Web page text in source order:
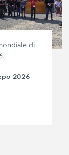
di
2026